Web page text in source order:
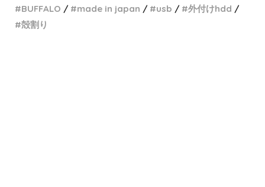
BUFFALO
made in japan usb
外付けhdd
殻割り